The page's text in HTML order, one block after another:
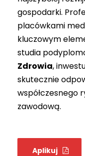
gospodarki.
placówkami
kluczowym
studia
Zdrowia,
skutecznie
współczesnego
zawodową.
Aplikuj